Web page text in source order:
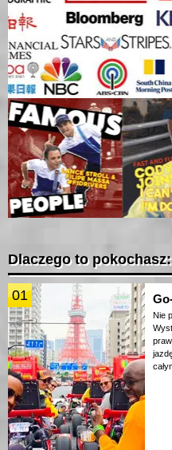
Dlaczego to pokochasz:
01
Nie